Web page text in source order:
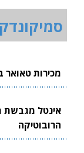
מכירות טאואר
אינטל מגבשת
הרובוטיקה